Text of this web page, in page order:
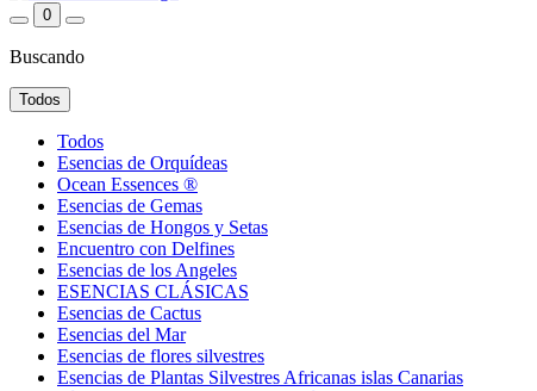
0
Buscando
Todos
Todos
Esencias de Orquídeas
Ocean Essences ®
Esencias de Gemas
Esencias de Hongos y Setas
Encuentro con Delfines
Esencias de los Angeles
ESENCIAS CLÁSICAS
Esencias de Cactus
Esencias del Mar
Esencias de flores silvestres
Esencias de Plantas Silvestres Africanas islas Canarias